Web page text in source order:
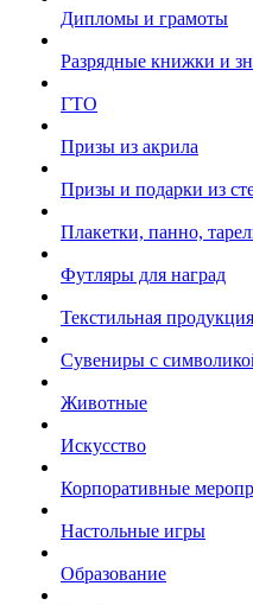
Дипломы и грамоты
Разрядные книжки и
ГТО
Призы из акрила
Призы и подарки из
Плакетки, панно,
Футляры для наград
Текстильная продукция
Сувениры с
Животные
Искусство
Корпоративные
Настольные игры
Образование